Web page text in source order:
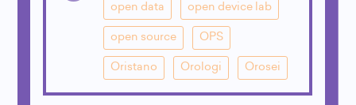
open data open device lab
open source OPS
Oristano Orologi Orosei